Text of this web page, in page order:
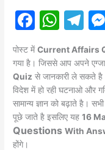
F
c
e
b
o
o
W
at
s
A
p
p
T
e
gr
a
m
पोस्ट मेंCurrent Affairs
गया है। जिससे आप अपने
Quiz से जानकारी ले सकते
विदेश में हो रही घटनाओ और
सामान्य ज्ञान को बढ़ाते है।
पूछे जाते है इसलिए यह16
QuestionsWith
होंगे।